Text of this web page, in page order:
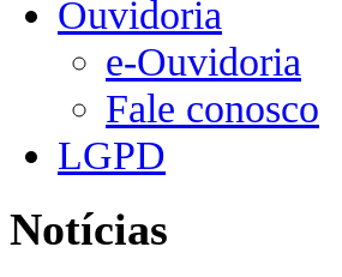
Ouvidoria
e-Ouvidoria
Fale conosco
LGPD
Notícias